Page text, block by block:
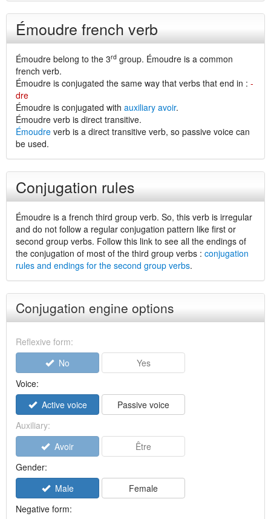
Émoudre french verb
Émoudre belong to the 3rd group. Émoudre is a common
french verb.
Émoudre is conjugated the same way that verbs that end in : -
dre
Émoudre is conjugated with auxiliary avoir.
Émoudre verb is direct transitive.
Émoudre verb is a direct transitive verb, so passive voice can
be used.
Conjugation rules
Émoudre is a french third group verb. So, this verb is irregular
and do not follow a regular conjugation pattern like first or
second group verbs. Follow this link to see all the endings of
the conjugation of most of the third group verbs : conjugation
rules and endings for the second group verbs.
Conjugation engine options
Reflexive form:
No
Yes
Voice:
Active voice
Passive voice
Auxiliary:
Avoir
Être
Gender:
Male
Female
Negative form: